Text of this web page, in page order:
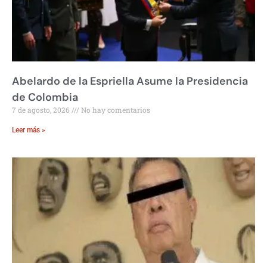
Abelardo de la Espriella Asume la Presidencia
de Colombia
7 de agosto, 2026 No hay comentarios
Leer más »